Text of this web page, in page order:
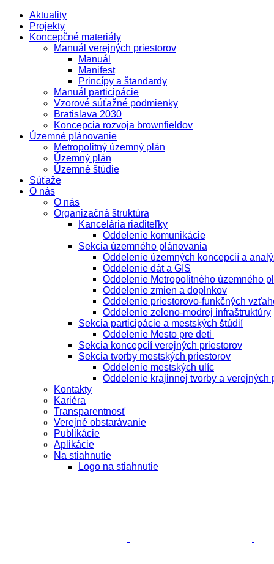
Aktuality
Projekty
Koncepčné materiály
Manuál verejných priestorov
Manuál
Manifest
Princípy a štandardy
Manuál participácie
Vzorové súťažné podmienky
Bratislava 2030
Koncepcia rozvoja brownfieldov
Územné plánovanie
Metropolitný územný plán
Územný plán
Územné štúdie
Súťaže
O nás
O nás
Organizačná štruktúra
Kancelária riaditeľky
Oddelenie komunikácie
Sekcia územného plánovania
Oddelenie územných koncepcií a
Oddelenie dát a GIS
Oddelenie Metropolitného územného
Oddelenie zmien a doplnkov
Oddelenie priestorovo-funkčných
Oddelenie zeleno-modrej infraštruktúry
Sekcia participácie a mestských štúdií
Oddelenie Mesto pre deti
Sekcia koncepcií verejných priestorov
Sekcia tvorby mestských priestorov
Oddelenie mestských ulíc
Oddelenie krajinnej tvorby a verejných
Kontakty
Kariéra
Transparentnosť
Verejné obstarávanie
Publikácie
Aplikácie
Na stiahnutie
Logo na stiahnutie